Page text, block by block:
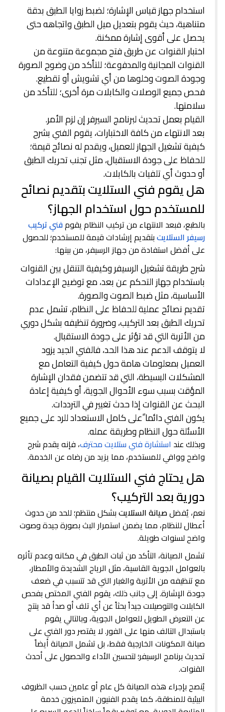
استخدام جهاز قياس الإشارة؛ لضبط زوايا الطبق بدقة
متناهية، حيث يقوم بتعديل ميل الطبق واتجاهه حتى
يحصل على أقوى إشارة ممكنة.
اختبار القنوات عن طريق فتح مجموعة متنوعة من
القنوات المجانية والمدفوعة؛ للتأكد من وضوح الصورة
وجودة الصوت وخلوها من أي تشويش أو تقطيع.
فحص جميع الوصلات والكابلات مرة أخرى؛ للتأكد من
سلامتها.
القيام بعمل تحديث لبرنامج السيرفر إن لزم الأمر.
بعد الانتهاء من كافة الاختبارات، يقوم الفني بشرح
كيفية تشغيل الجهاز للعميل، ويقدم له نصائح قيمة؛
للحفاظ على جودة الاستقبال، مثل تجنب تحريك الطبق
أو حدوث أي تلفيات بالكابلات.
هل يقوم فني الستلايت بتقديم نصائح
للمستخدم حول استخدام الجهاز؟
بالطبع، فبعد الانتهاء من تركيب النظام يقومفني تركيب
رسيفر الستلايتبتقديم إرشادات قيمة للمستخدم؛ للحصول
على أفضل استفادة من جهاز الرسيفر، من بينها:
شرح طريقة تشغيل الرسيفر وكيفية التنقل بين القنوات
باستخدام جهاز التحكم عن بعد، مع توضيح الإعدادات
الأساسية، مثل ضبط الصوت والصورة.
تقديم نصائح عملية للحفاظ على النظام، تشمل عدم
تحريك الطبق بعد التركيب، وضرورة تنظيفه بشكل دوري
من الأتربة التي قد تؤثر على جودة الاستقبال.
لا يتوقف الدعم عند هذا الحد، فالفني الجيد يزود
العميل بمعلومات هامة حول كيفية التعامل مع
المشكلات البسيطة، التي قد تتضمن فقدان الإشارة
المؤقت بسبب سوء الأحوال الجوية، أو كيفية إعادة
البحث عن القنوات إذا حدث تغيير في الترددات.
يكون الفني دائما ًعلى كامل الاستعداد للرد على جميع
الأسئلة حول النظام وطريقة عمله.
وبذلك عند استشارة فني ستلايت محترف، فإنه يقدم شرح
واضح ووافي للمستخدم، مما يزيد من رضاه عن الخدمة.
هل يحتاج فني الستلايت القيام بصيانة
دورية بعد التركيب؟
نعم، يُفضلصيانة الستلايتبشكل منتظم؛ للحد من حدوث
أعطال للنظام، مما يضمن استمرار البث بصورة جيدة وصوت
واضح لسنوات طويلة.
تشمل الصيانة، التأكد من ثبات الطبق في مكانه وعدم تأثره
بالعوامل الجوية القاسية، مثل الرياح الشديدة والأمطار،
مع تنظيفه من الأتربة والغبار التي قد تتسبب في ضعف
جودة الإشارة. إلى جانب ذلك، يقوم الفني المختص بفحص
الكابلات والتوصيلات جيداً بحثاً عن أي تلف أو صدأ قد ينتج
عن التعرض الطويل للعوامل الجوية، وبالتالي يقوم
باستبدال التالف منها على الفور. لا يقتصر دور الفني على
صيانة المكونات الخارجية فقط، بل تشمل الصيانة أيضاً
تحديث برنامج الرسيفر؛ لتحسين الأداء والحصول على أحدث
القنوات.
يُنصح بإجراء هذه الصيانة كل عام أو عامين حسب الظروف
البيئية للمنطقة، كما يقدم الفنيون المتميزون خدمة